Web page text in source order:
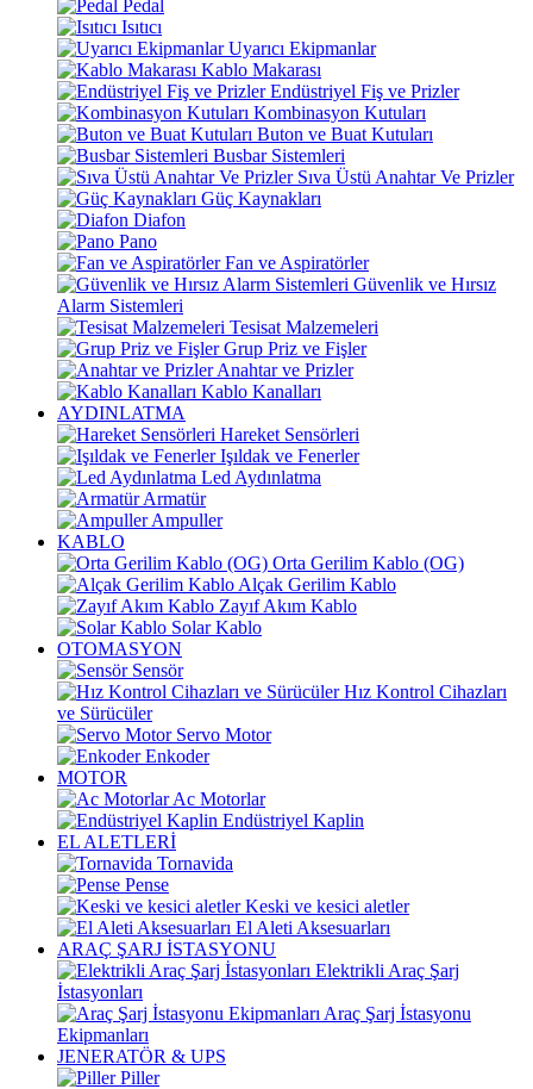
Pedal
Isıtıcı
Uyarıcı Ekipmanlar
Kablo Makarası
Endüstriyel Fiş ve Prizler
Kombinasyon Kutuları
Buton ve Buat Kutuları
Busbar Sistemleri
Sıva Üstü Anahtar Ve Prizler
Güç Kaynakları
Diafon
Pano
Fan ve Aspiratörler
Güvenlik ve Hırsız
Alarm Sistemleri
Tesisat Malzemeleri
Grup Priz ve Fişler
Anahtar ve Prizler
Kablo Kanalları
AYDINLATMA
Hareket Sensörleri
Işıldak ve Fenerler
Led Aydınlatma
Armatür
Ampuller
KABLO
Orta Gerilim Kablo (OG)
Alçak Gerilim Kablo
Zayıf Akım Kablo
Solar Kablo
OTOMASYON
Sensör
Hız Kontrol Cihazları
ve Sürücüler
Servo Motor
Enkoder
MOTOR
Ac Motorlar
Endüstriyel Kaplin
EL ALETLERİ
Tornavida
Pense
Keski ve kesici aletler
El Aleti Aksesuarları
ARAÇ ŞARJ İSTASYONU
Elektrikli Araç Şarj
İstasyonları
Araç Şarj İstasyonu
Ekipmanları
JENERATÖR & UPS
Piller